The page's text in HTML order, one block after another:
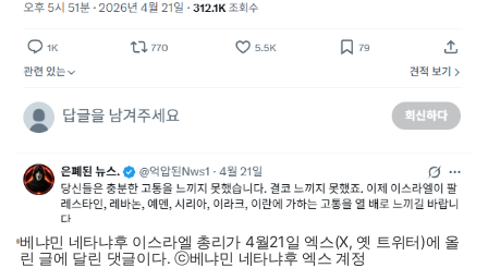
베냐민 네타냐후 이스라엘 총리가 4월21일 엑스(X, 옛 트위터)에 올
린 글에 달린 댓글이다. ⓒ베냐민 네타냐후 엑스 계정